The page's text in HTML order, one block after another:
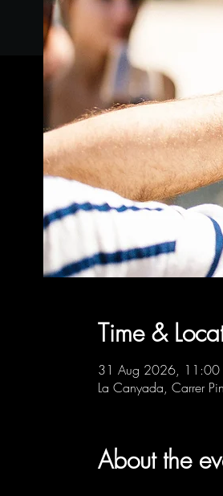
Time &
31 Aug 2026,
La Canyada, Carrer
About the